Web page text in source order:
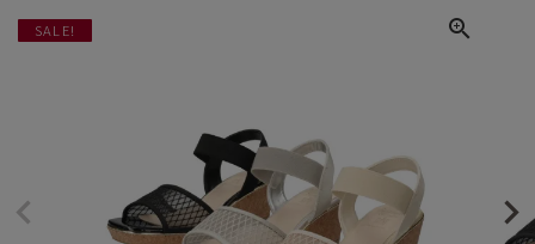
SALE!
カテゴリー